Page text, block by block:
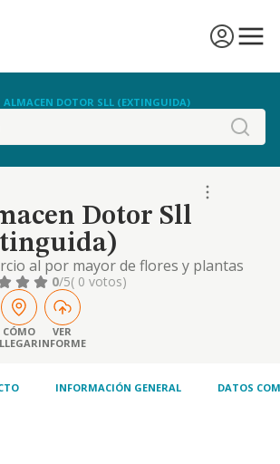
ALMACEN DOTOR SLL (EXTINGUIDA)
Dotor Sll
al por mayor de flores y plantas
0/5( 0 votos)
CÓMO
LLEGAR
VER
INFORME
INFORMACIÓN GENERAL DATOS